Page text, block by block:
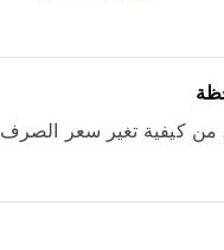
من كيفية تغير سعر الصرف